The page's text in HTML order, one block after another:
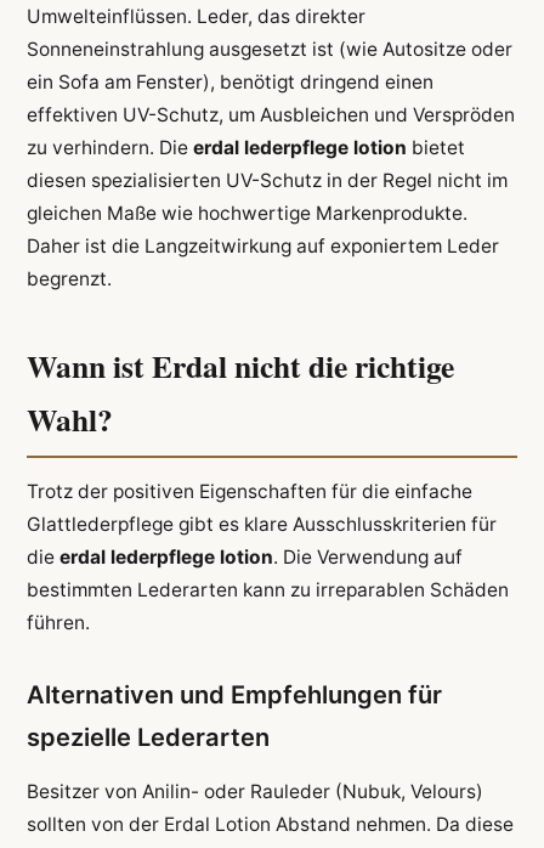
Umwelteinflüssen. Leder, das direkter
Sonneneinstrahlung ausgesetzt ist (wie Autositze oder
ein Sofa am Fenster), benötigt dringend einen
effektiven UV-Schutz, um Ausbleichen und Verspröden
zu verhindern. Die erdal lederpflege lotion bietet
diesen spezialisierten UV-Schutz in der Regel nicht im
gleichen Maße wie hochwertige Markenprodukte.
Daher ist die Langzeitwirkung auf exponiertem Leder
begrenzt.
Wann ist Erdal nicht die richtige
Wahl?
Trotz der positiven Eigenschaften für die einfache
Glattlederpflege gibt es klare Ausschlusskriterien für
die erdal lederpflege lotion. Die Verwendung auf
bestimmten Lederarten kann zu irreparablen Schäden
führen.
Alternativen und Empfehlungen für
spezielle Lederarten
Besitzer von Anilin- oder Rauleder (Nubuk, Velours)
sollten von der Erdal Lotion Abstand nehmen. Da diese